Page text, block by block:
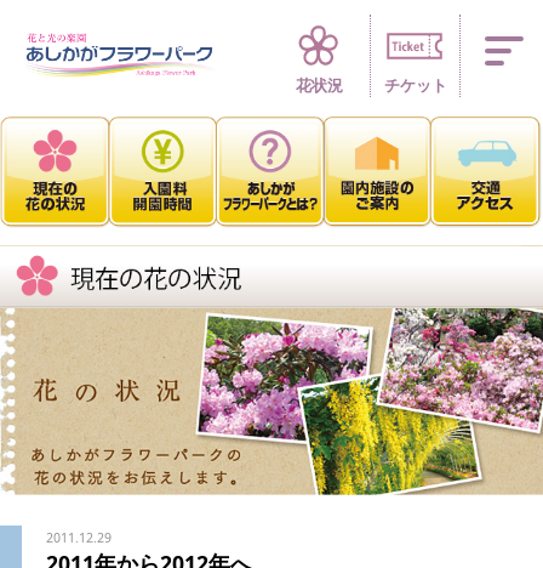
四季折々 花の
花状況 チケット
2011.12.29